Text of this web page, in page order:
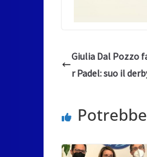
Giulia Dal Pozzo
r Padel: suo il